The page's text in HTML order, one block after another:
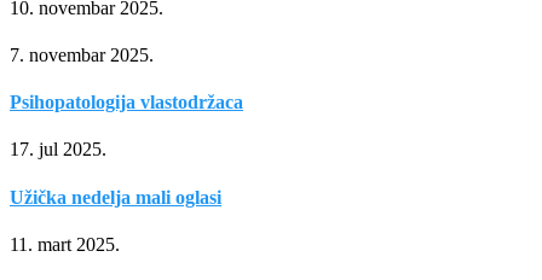
10. novembar 2025.
7. novembar 2025.
Psihopatologija vlastodržaca
17. jul 2025.
Užička nedelja mali oglasi
11. mart 2025.